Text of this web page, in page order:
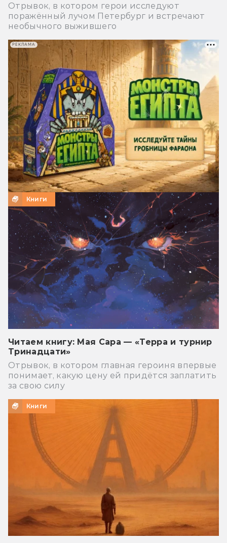
Отрывок, в котором герои исследуют
поражённый лучом Петербург и встречают
необычного выжившего
Книги
Читаем книгу: Мая Сара — «Терра и турнир
Тринадцати»
Отрывок, в котором главная героиня впервые
понимает, какую цену ей придётся заплатить
за свою силу
Книги
РЕКЛАМА